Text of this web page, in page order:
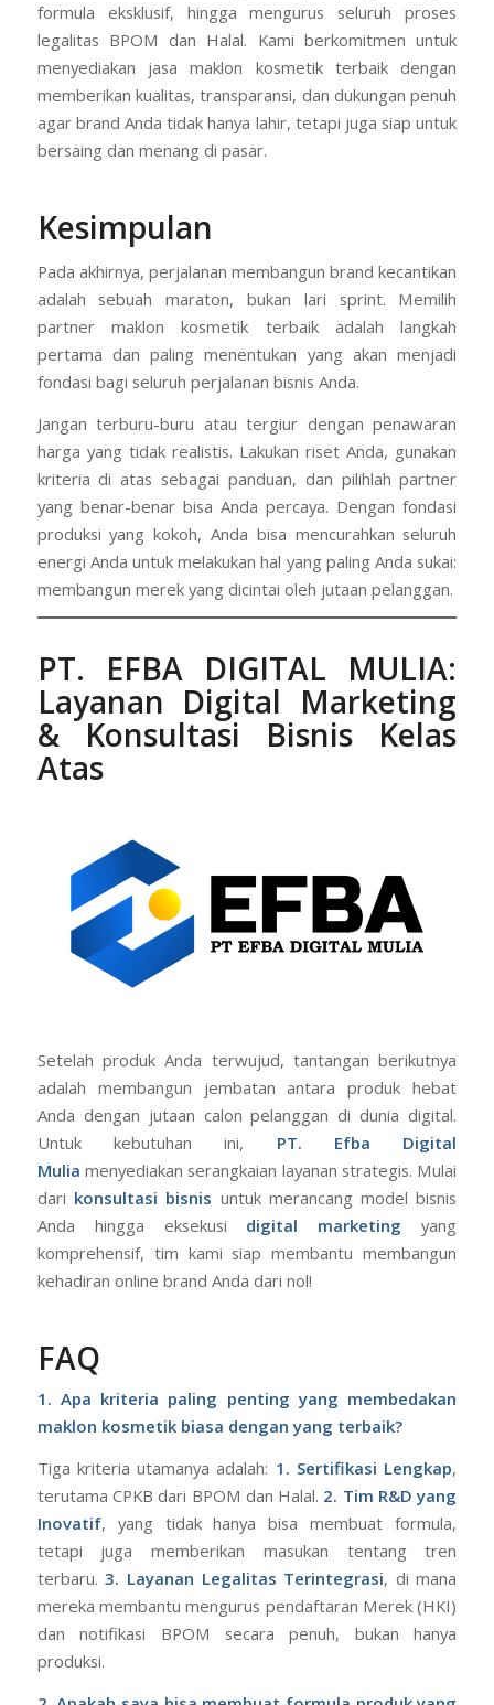
formula eksklusif, hingga mengurus seluruh proses
legalitas BPOM dan Halal. Kami berkomitmen untuk
menyediakan jasa maklon kosmetik terbaik dengan
memberikan kualitas, transparansi, dan dukungan penuh
agar brand Anda tidak hanya lahir, tetapi juga siap untuk
bersaing dan menang di pasar.
Kesimpulan
Pada akhirnya, perjalanan membangun brand kecantikan
adalah sebuah maraton, bukan lari sprint. Memilih
partner maklon kosmetik terbaik adalah langkah
pertama dan paling menentukan yang akan menjadi
fondasi bagi seluruh perjalanan bisnis Anda.
Jangan terburu-buru atau tergiur dengan penawaran
harga yang tidak realistis. Lakukan riset Anda, gunakan
kriteria di atas sebagai panduan, dan pilihlah partner
yang benar-benar bisa Anda percaya. Dengan fondasi
produksi yang kokoh, Anda bisa mencurahkan seluruh
energi Anda untuk melakukan hal yang paling Anda sukai:
membangun merek yang dicintai oleh jutaan pelanggan.
PT. EFBA DIGITAL MULIA:
Layanan Digital Marketing
& Konsultasi Bisnis Kelas
Atas
Setelah produk Anda terwujud, tantangan berikutnya
adalah membangun jembatan antara produk hebat
Anda dengan jutaan calon pelanggan di dunia digital.
Untuk kebutuhan ini, PT. Efba Digital
Mulia menyediakan serangkaian layanan strategis. Mulai
dari konsultasi bisnis untuk merancang model bisnis
Anda hingga eksekusi digital marketing yang
komprehensif, tim kami siap membantu membangun
kehadiran online brand Anda dari nol!
FAQ
1. Apa kriteria paling penting yang membedakan
maklon kosmetik biasa dengan yang terbaik?
Tiga kriteria utamanya adalah: 1. Sertifikasi Lengkap,
terutama CPKB dari BPOM dan Halal. 2. Tim R&D yang
Inovatif, yang tidak hanya bisa membuat formula,
tetapi juga memberikan masukan tentang tren
terbaru.3. Layanan Legalitas Terintegrasi, di mana
mereka membantu mengurus pendaftaran Merek (HKI)
dan notifikasi BPOM secara penuh, bukan hanya
produksi.